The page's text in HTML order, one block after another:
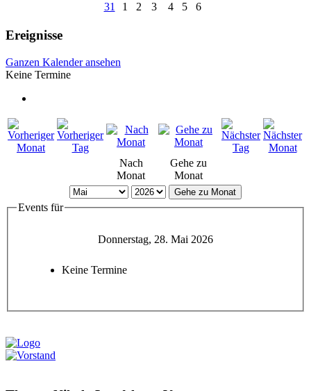
31
1 2 3 4 5 6
Ereignisse
Ganzen Kalender ansehen
Keine Termine
Nach
Monat
Gehe zu
Monat
Gehe zu Monat
Events für
Donnerstag, 28. Mai 2026
Keine Termine